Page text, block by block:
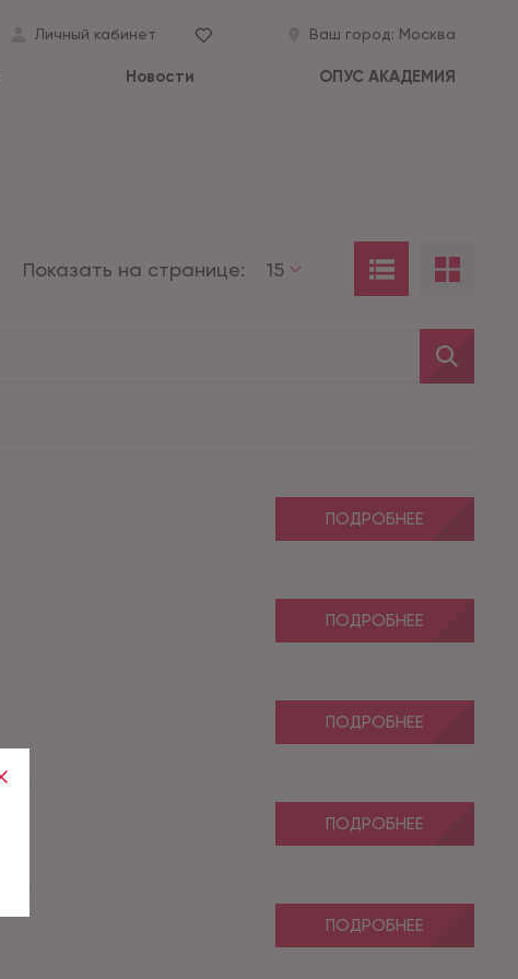
Личный кабинет Ваш город: Москва
Новости ОПУС АКАДЕМИЯ
Показать на странице: 15
ПОДРОБНЕЕ
ПОДРОБНЕЕ
ПОДРОБНЕЕ
ПОДРОБНЕЕ
ПОДРОБНЕЕ